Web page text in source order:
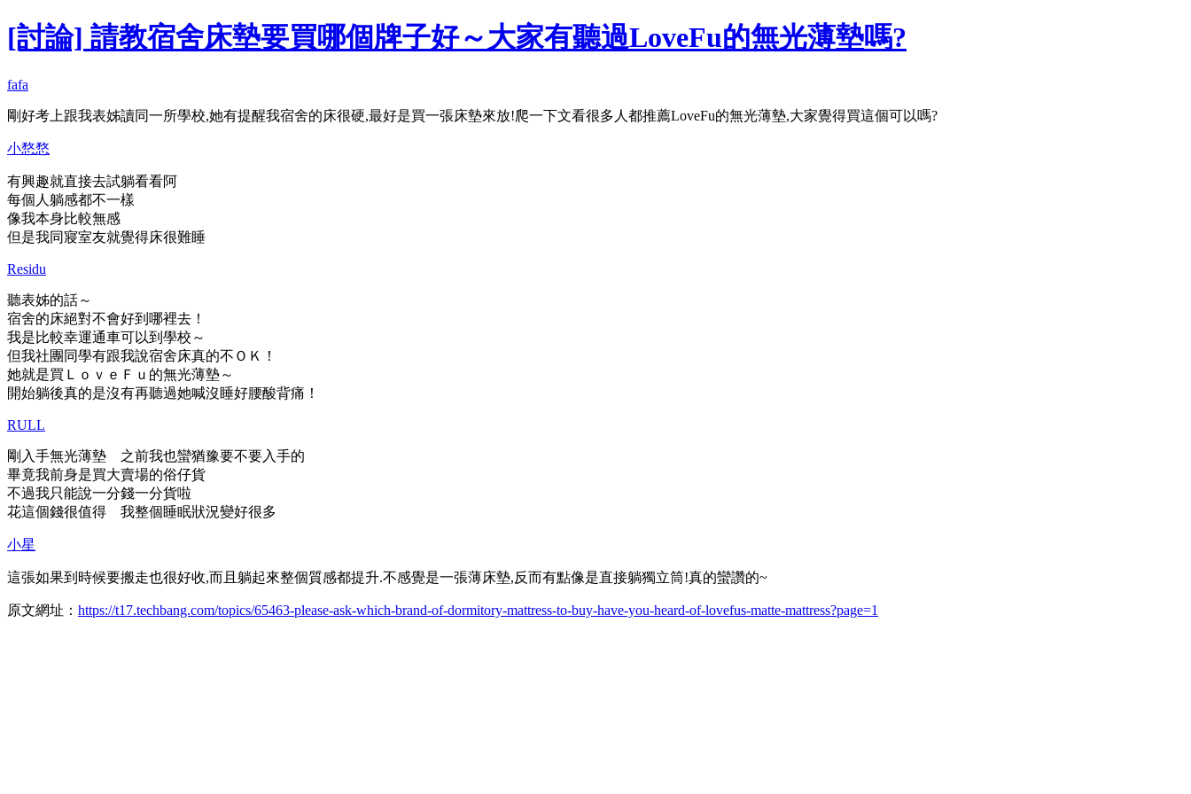
[討論] 請教宿舍床墊要買哪個牌子好～大家有聽過LoveFu的無光薄墊嗎?
fafa
剛好考上跟我表姊讀同一所學校,她有提醒我宿舍的床很硬,最好是買一張床墊來放!爬一下文看很多人都推薦LoveFu的無光薄墊,大家覺得買這個可以嗎?
小愗愗
有興趣就直接去試躺看看阿
每個人躺感都不一樣
像我本身比較無感
但是我同寢室友就覺得床很難睡
Residu
聽表姊的話～
宿舍的床絕對不會好到哪裡去！
我是比較幸運通車可以到學校～
但我社團同學有跟我說宿舍床真的不ＯＫ！
她就是買ＬｏｖｅＦｕ的無光薄墊～
開始躺後真的是沒有再聽過她喊沒睡好腰酸背痛！
RULL
剛入手無光薄墊 之前我也蠻猶豫要不要入手的
畢竟我前身是買大賣場的俗仔貨
不過我只能說一分錢一分貨啦
花這個錢很值得 我整個睡眠狀況變好很多
小星
這張如果到時候要搬走也很好收,而且躺起來整個質感都提升.不感覺是一張薄床墊,反而有點像是直接躺獨立筒!真的蠻讚的~
原文網址： https://t17.techbang.com/topics/65463-please-ask-which-brand-of-dormitory-mattress-to-buy-have-you-heard-of-lovefus-matte-mattress?page=1